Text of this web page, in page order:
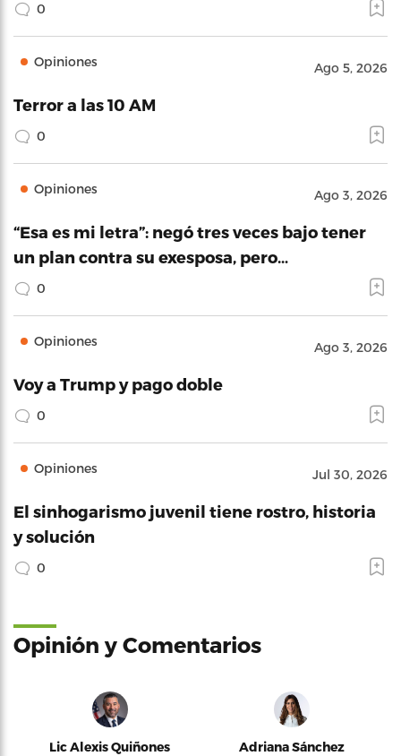
0
Opiniones Ago 5, 2026
Terror a las 10 AM
0
Opiniones Ago 3, 2026
“Esa es mi letra”: negó tres veces bajo tener
un plan contra su exesposa, pero…
0
Opiniones Ago 3, 2026
Voy a Trump y pago doble
0
Opiniones Jul 30, 2026
El sinhogarismo juvenil tiene rostro, historia
y solución
0
Opinión y Comentarios
Lic Alexis Quiñones Adriana Sánchez